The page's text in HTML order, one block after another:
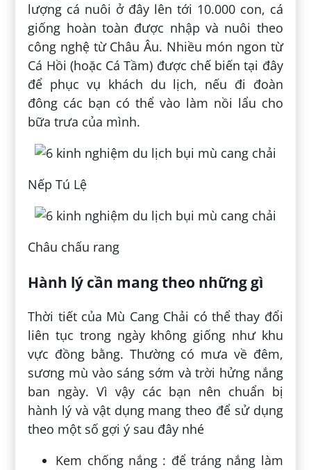
lượng cá nuôi ở đây lên tới 10.000 con, cá
giống hoàn toàn được nhập và nuôi theo
công nghệ từ Châu Âu. Nhiều món ngon từ
Cá Hồi (hoặc Cá Tầm) được chế biến tại đây
để phục vụ khách du lịch, nếu đi đoàn
đông các bạn có thể vào làm nồi lẩu cho
bữa trưa của mình.
Nếp Tú Lệ
Châu chấu rang
Hành lý cần mang theo những gì
Thời tiết của Mù Cang Chải có thể thay đổi
liên tục trong ngày không giống như khu
vực đồng bằng. Thường có mưa về đêm,
sương mù vào sáng sớm và trời hửng nắng
ban ngày. Vì vậy các bạn nên chuẩn bị
hành lý và vật dụng mang theo để sử dụng
theo một số gợi ý sau đây nhé
Kem chống nắng : để tráng nắng làm